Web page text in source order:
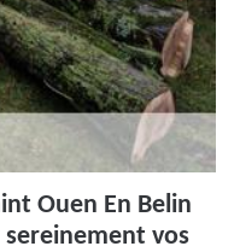
Ouen En Belin
sereinement vos